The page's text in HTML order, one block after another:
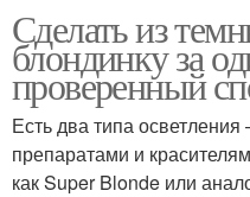
Сделать из
блондинку за
проверенный
Есть два типа
препаратами и
как Super Blonde или